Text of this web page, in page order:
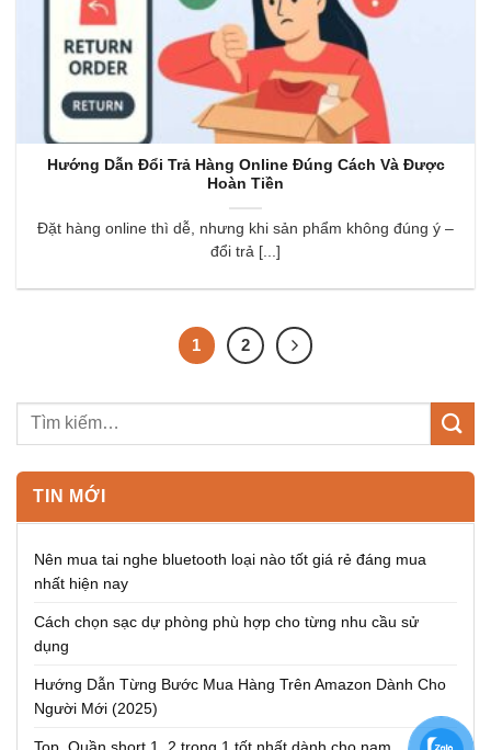
Hướng Dẫn Đổi Trả Hàng Online Đúng Cách Và Được
Hoàn Tiền
Đặt hàng online thì dễ, nhưng khi sản phẩm không đúng ý –
đổi trả [...]
1 2
TIN MỚI
Nên mua tai nghe bluetooth loại nào tốt giá rẻ đáng mua
nhất hiện nay
Cách chọn sạc dự phòng phù hợp cho từng nhu cầu sử
dụng
Hướng Dẫn Từng Bước Mua Hàng Trên Amazon Dành Cho
Người Mới (2025)